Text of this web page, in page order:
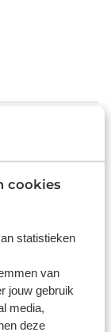
cookies
statistieken
van
jouw gebruik
media,
deze
en
wijzigingen bij de